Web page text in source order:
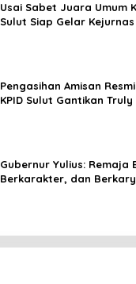
Usai Sabet Juara Umum
Sulut Siap Gelar
Pengasihan Amisan
KPID Sulut Gantikan Truly
Gubernur Yulius: Remaja
Berkarakter, dan